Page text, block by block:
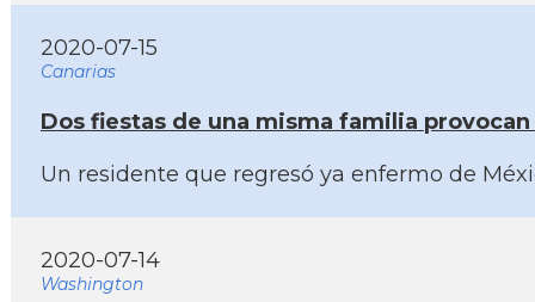
2020-07-15
Canarias
Dos fiestas de una misma familia
Un residente que regresó ya enfermo de
2020-07-14
Washington